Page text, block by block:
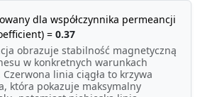
dla współczynnika permeancji
= 0.37
obrazuje stabilność magnetyczną
w konkretnych warunkach
linia ciągła to krzywa
która pokazuje maksymalny